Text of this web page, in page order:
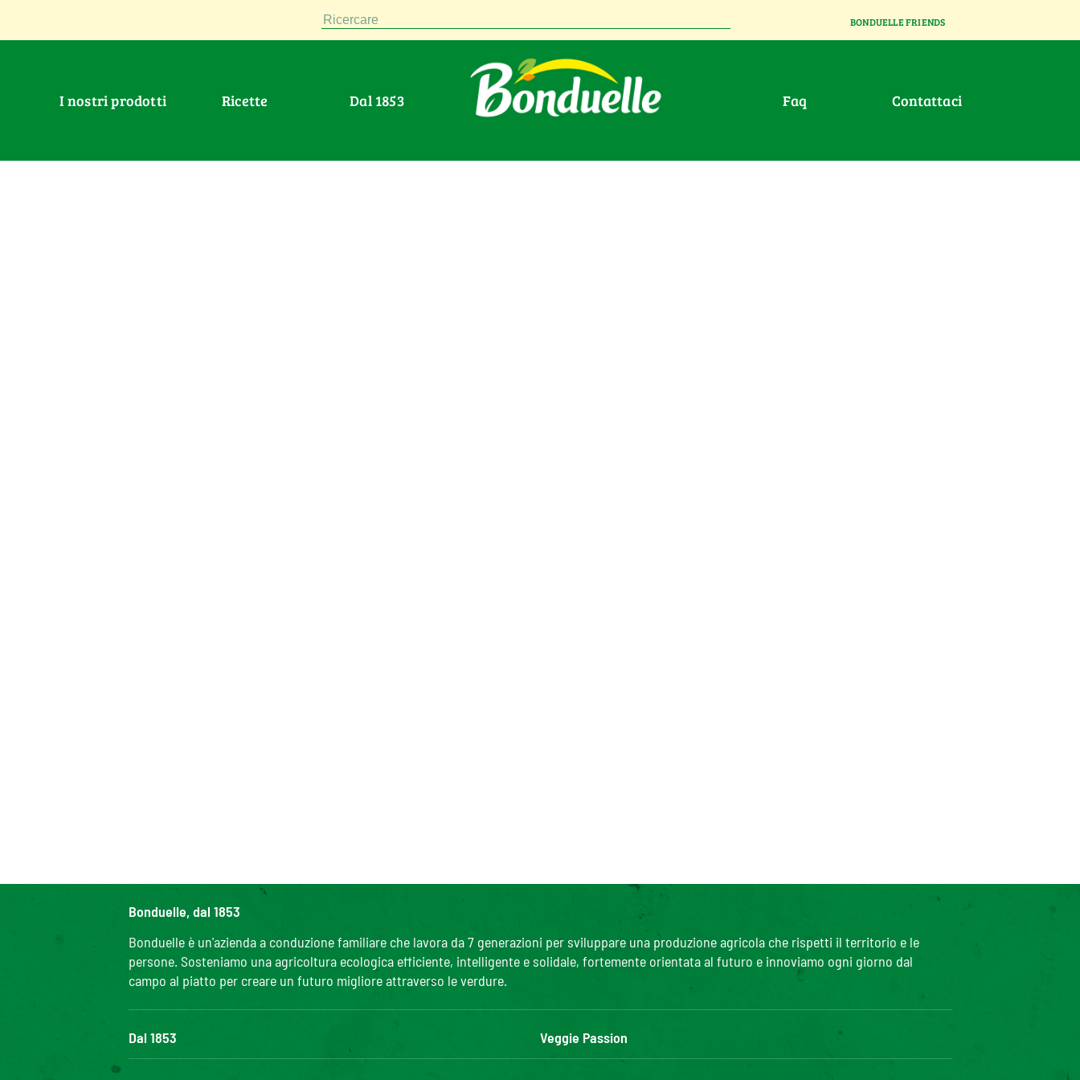
Ricercare BONDUELLE FRIENDS
I nostri prodotti Ricette Dal 1853 faq contattaci
Bonduelle, dal 1853
Bonduelle è un'azienda a conduzione familiare che lavora da 7 generazioni per sviluppare una produzione agricola che rispetti il territorio e le
persone. Sosteniamo una agricoltura ecologica efficiente, intelligente e solidale, fortemente orientata al futuro e innoviamo ogni giorno dal
campo al piatto per creare un futuro migliore attraverso le verdure.
Dal 1853
Veggie Passion